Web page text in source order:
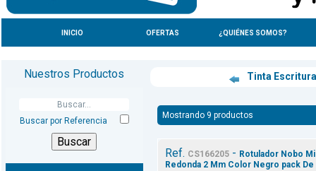
INICIO OFERTAS ¿QUIÉNES SOMOS?
Nuestros Productos
Buscar por Referencia
Tinta
Mostrando 9 productos
Ref. CS166205- Rotulador Nobo
Redonda 2 Mm Color Negro pack De